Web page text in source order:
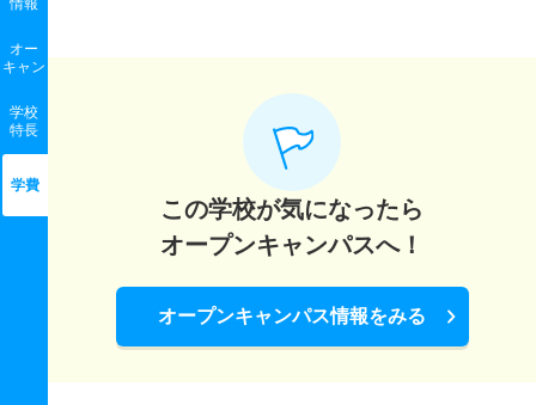
情報
オー
キャン
学校
特長
学費
この学校が気になったら
オープンキャンパスへ！
オープンキャンパス情報をみる